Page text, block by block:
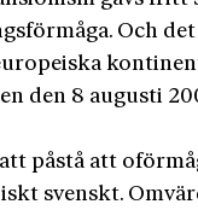
Och
den 8 augusti
påstå att
svenskt.